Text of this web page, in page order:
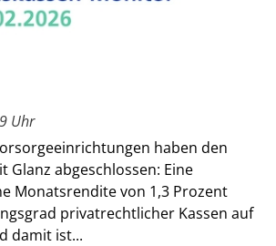
Uhr
haben den
Glanz abgeschlossen: Eine
Monatsrendite von 1,3 Prozent
privatrechtlicher Kassen auf
damit ist...